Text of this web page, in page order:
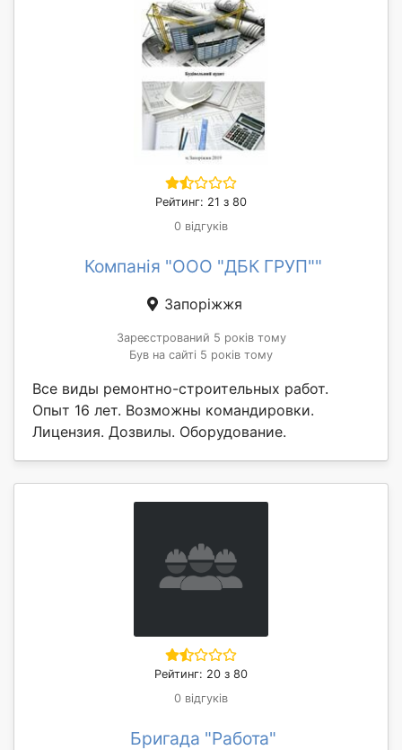
Рейтинг: 21 з 80
0 відгуків
Компанія "ООО "ДБК ГРУП""
Запоріжжя
Зареєстрований 5 років тому
Був на сайті 5 років тому
Все виды ремонтно-строительных работ.
Опыт 16 лет. Возможны командировки.
Лицензия. Дозвилы. Оборудование.
Рейтинг: 20 з 80
0 відгуків
Бригада "Работа"